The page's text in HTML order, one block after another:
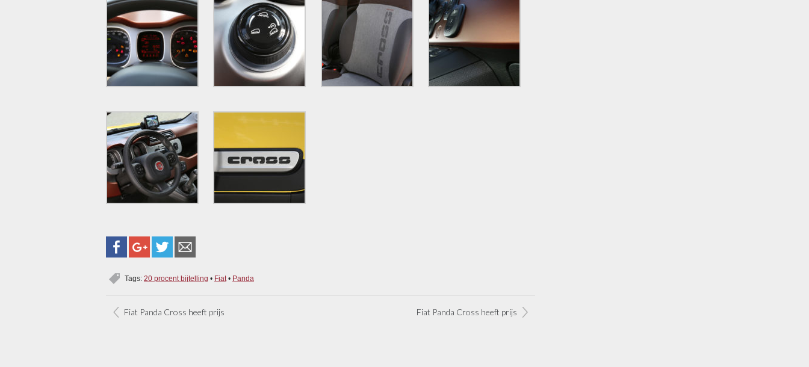
Tags: 20 procent bijtelling • Fiat • Panda
Fiat Panda Cross heeft prijs Fiat Panda Cross heeft prijs